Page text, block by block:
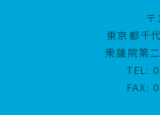
東京都千
衆議院第
TEL:
FAX: